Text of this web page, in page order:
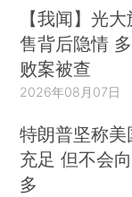
【我闻】光
售背后隐情
败案被查
2026年08月07日
特朗普坚称
充足 但不会
多